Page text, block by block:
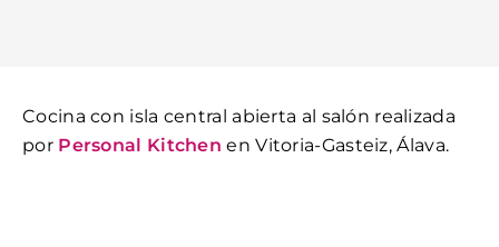
Cocina con isla central abierta al salón realizada
por Personal Kitchen en Vitoria-Gasteiz, Álava.